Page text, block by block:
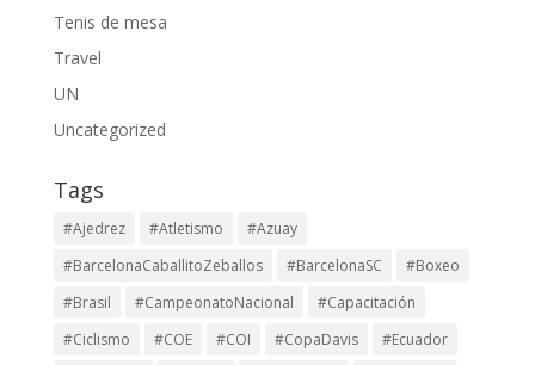
Tenis de mesa
Travel
UN
Uncategorized
Tags
#Ajedrez #Atletismo
#Azuay
#BarcelonaCaballitoZeballos
#BarcelonaSC
#Boxeo
#Brasil
#CampeonatoNacional
#Capacitación
#Ciclismo
#COE #COI #CopaDavis
#Ecuador